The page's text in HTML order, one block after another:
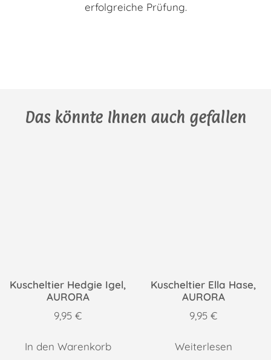
erfolgreiche Prüfung.
Das könnte Ihnen auch gefallen
Kuscheltier Hedgie Igel,
AURORA
9,95 €
In den Warenkorb
Kuscheltier Ella Hase,
AURORA
9,95 €
Weiterlesen